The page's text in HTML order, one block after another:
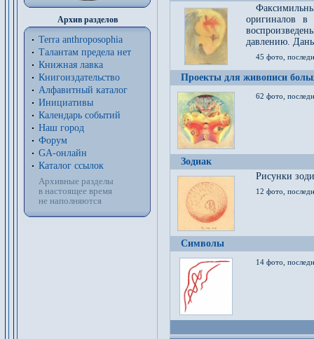
Архив разделов
Terra anthroposophia
Талантам предела нет
Книжная лавка
Книгоиздательство
Алфавитный каталог
Инициативы
Календарь событий
Наш город
Форум
GA-онлайн
Каталог ссылок
Архивные разделы
в настоящее время
не наполняются
оригиналов
давлению.
45 фото,
Проекты для живописи
62 фото,
Зодиак
Рисунки
12 фото,
Символы
14 фото,